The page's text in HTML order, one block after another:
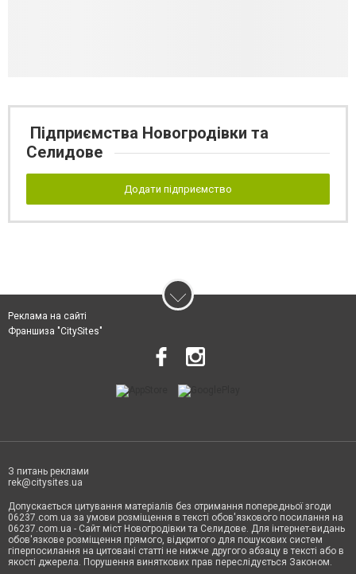
Підприємства Новогродівки та
Селидове
Додати підприємство
Реклама на сайті
Франшиза "CitySites"
З питань реклами
rek@citysites.ua
Допускається цитування матеріалів без отримання попередньої згоди
06237.com.ua за умови розміщення в тексті обов'язкового посилання на
06237.com.ua - Сайт міст Новогродівки та Селидове. Для інтернет-видань
обов'язкове розміщення прямого, відкритого для пошукових систем
гіперпосилання на цитовані статті не нижче другого абзацу в тексті або в
якості джерела. Порушення виняткових прав переслідується Законом.